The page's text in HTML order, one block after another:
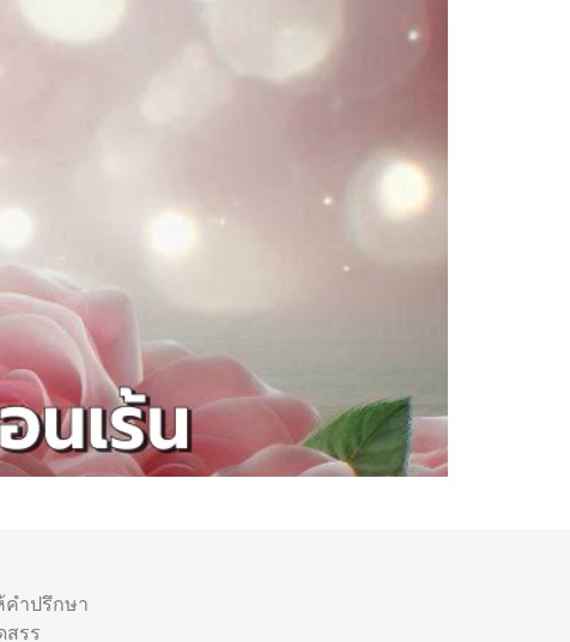
คำปรึกษา
รร